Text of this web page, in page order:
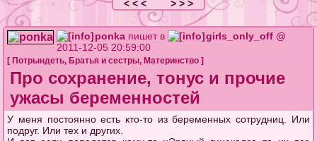
< < < > > >
ponka пишет в girls_only_off @
2011-12-05 20:59:00
[ Потрындеть, Братья и сестры, Материнство ]
Про сохранение, тонус и прочие
ужасы беременностей
У меня постоянно есть кто-то из беременных сотрудниц. Или
подруг. Или тех и других.